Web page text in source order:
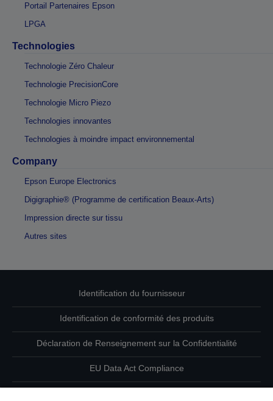
Portail Partenaires Epson
LPGA
Technologies
Technologie Zéro Chaleur
Technologie PrecisionCore
Technologie Micro Piezo
Technologies innovantes
Technologies à moindre impact environnemental
Company
Epson Europe Electronics
Digigraphie® (Programme de certification Beaux-Arts)
Impression directe sur tissu
Autres sites
Identification du fournisseur
Identification de conformité des produits
Déclaration de Renseignement sur la Confidentialité
EU Data Act Compliance